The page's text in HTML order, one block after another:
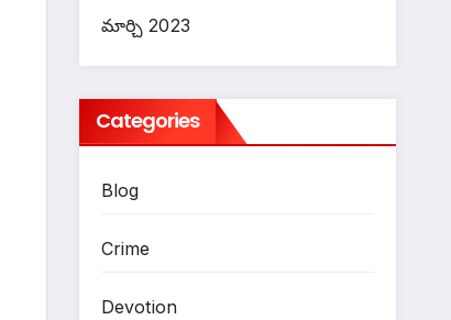
మార్చి 2023
Categories
Blog
Crime
Devotion